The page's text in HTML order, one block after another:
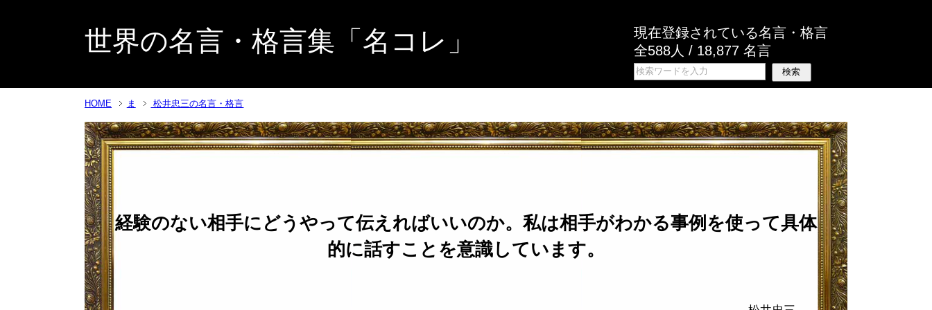
世界の名言・格言集「名コレ」
現在登録されている名言・格言
全588人 / 18,877 名言
HOME ま 松井忠三の名言・格言
経験のない相手にどうやって伝えればいいのか。私は相手がわかる事例を使って具体
的に話すことを意識しています。